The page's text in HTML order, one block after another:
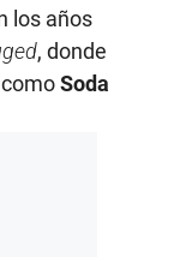
los años
, donde
Soda